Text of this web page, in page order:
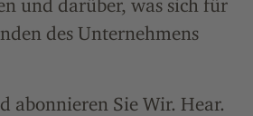
und darüber, was sich für
des Unternehmens
abonnieren Sie Wir. Hear.